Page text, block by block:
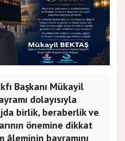
Başkanı Mükayil
dolayısıyla
birlik, beraberlik ve
önemine dikkat
âleminin bayramını